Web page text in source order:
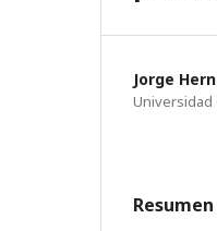
Jorge
Universidad
Resumen